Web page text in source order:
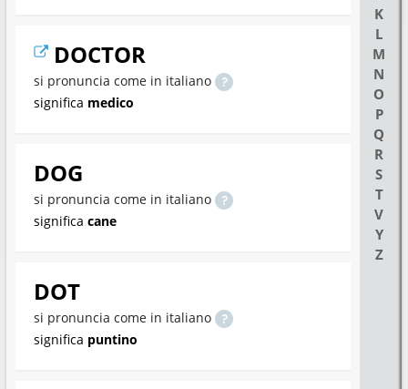
K
L
M
N
O
P
Q
R
S
T
V
Y
Z
DOCTOR
si pronuncia come in italiano
significa medico
DOG
si pronuncia come in italiano
significa cane
DOT
si pronuncia come in italiano
significa puntino